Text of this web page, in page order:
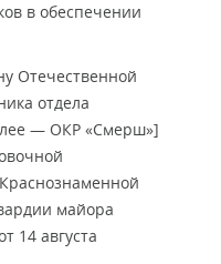
в обеспечении
Отечественной
отдела
— ОКР «Смерш»]
майора
14 августа